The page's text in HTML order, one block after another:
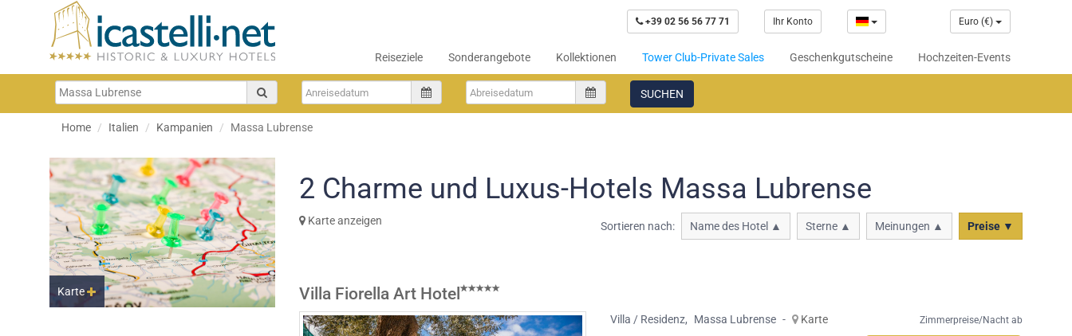
+39 02 56 56 77 71 Ihr Konto Euro (€)
Reiseziele Sonderangebote Kollektionen Tower Club-Private Sales Geschenkgutscheine Hochzeiten-Events
SUCHEN
Home Italien Kampanien Massa Lubrense
Karte
2 Charme und Luxus-Hotels Massa Lubrense
Karte anzeigen Sortieren nach: Name des Hotel ▲ Sterne ▲ Meinungen ▲ Preise ▼
Villa Fiorella Art Hotel
Villa / Residenz, Massa Lubrense -
Karte
Zimmerpreise/Nacht ab